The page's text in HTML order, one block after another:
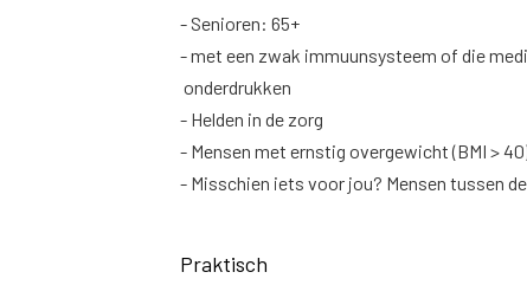
- Senioren: 65+
- met een zwak immuunsysteem of die
onderdrukken
- Helden in de zorg
- Mensen met ernstig overgewicht (BMI >
- Misschien iets voor jou? Mensen tussen
Praktisch